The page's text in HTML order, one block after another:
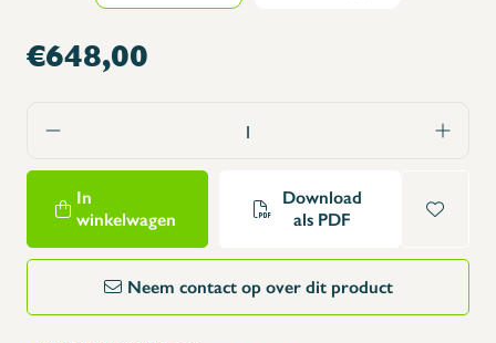
€648,00
In
winkelwagen
Download
als PDF
Neem contact op over dit product